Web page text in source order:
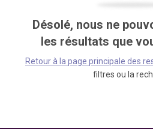
Désolé, nous ne
les résultats que
Retour à la page principale des
filtres ou la